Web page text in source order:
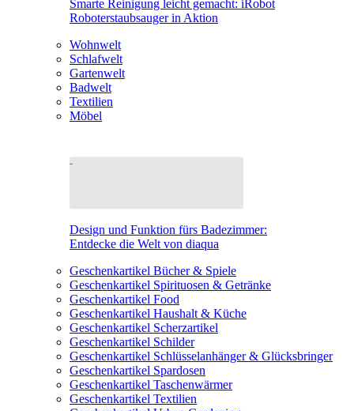
Smarte Reinigung leicht gemacht: iRobot
Roboterstaubsauger in Aktion
Wohnwelt
Schlafwelt
Gartenwelt
Badwelt
Textilien
Möbel
Design und Funktion fürs Badezimmer:
Entdecke die Welt von diaqua
Geschenkartikel Bücher & Spiele
Geschenkartikel Spirituosen & Getränke
Geschenkartikel Food
Geschenkartikel Haushalt & Küche
Geschenkartikel Scherzartikel
Geschenkartikel Schilder
Geschenkartikel Schlüsselanhänger & Glücksbringer
Geschenkartikel Spardosen
Geschenkartikel Taschenwärmer
Geschenkartikel Textilien